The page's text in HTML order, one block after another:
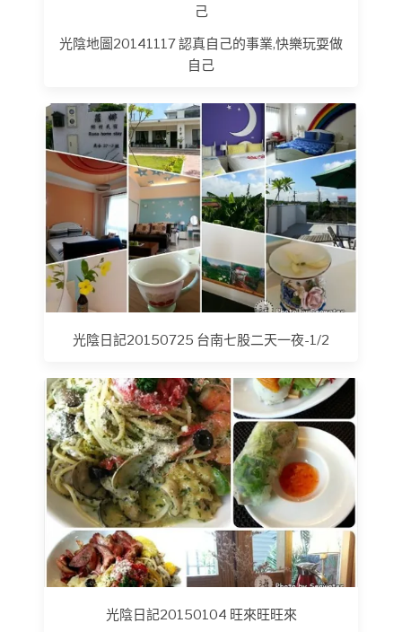
光陰地圖20141117 認真自己的事業,快樂玩耍做
自己
光陰日記20150725 台南七股二天一夜-1/2
光陰日記20150104 旺來旺旺來